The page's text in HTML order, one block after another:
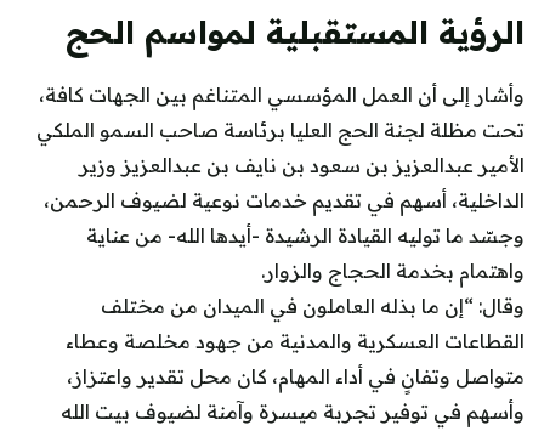
الرؤية المستقبلية لمواسم الحج
وأشار إلى أن العمل المؤسسي المتناغم بين الجهات كافة،
تحت مظلة لجنة الحج العليا برئاسة صاحب السمو الملكي
الأمير عبدالعزيز بن سعود بن نايف بن عبدالعزيز وزير
الداخلية، أسهم في تقديم خدمات نوعية لضيوف الرحمن،
وجسّد ما توليه القيادة الرشيدة -أيدها الله- من عناية
واهتمام بخدمة الحجاج والزوار.
وقال: “إن ما بذله العاملون في الميدان من مختلف
القطاعات العسكرية والمدنية من جهود مخلصة وعطاء
متواصل وتفانٍ في أداء المهام، كان محل تقدير واعتزاز،
وأسهم في توفير تجربة ميسرة وآمنة لضيوف بيت الله